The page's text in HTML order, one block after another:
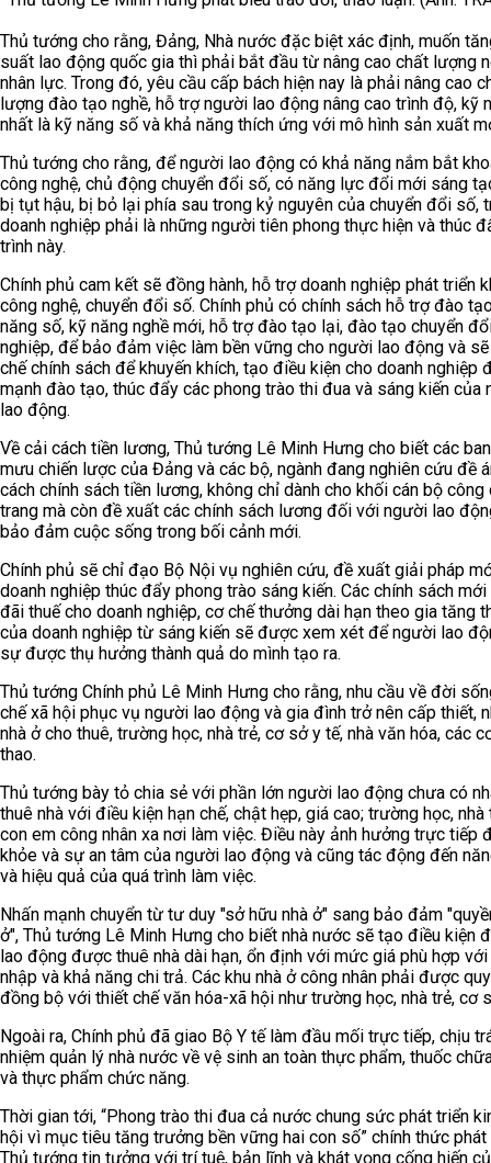
Thủ tướng cho rằng, Đảng, Nhà nước đặc biệt xác định, muốn
suất lao động quốc gia thì phải bắt đầu từ nâng cao chất lượng
nhân lực. Trong đó, yêu cầu cấp bách hiện nay là phải nâng cao
lượng đào tạo nghề, hỗ trợ người lao động nâng cao trình độ, kỹ
nhất là kỹ năng số và khả năng thích ứng với mô hình sản xuất
Thủ tướng cho rằng, để người lao động có khả năng nắm bắt
công nghệ, chủ động chuyển đổi số, có năng lực đổi mới sáng
bị tụt hậu, bị bỏ lại phía sau trong kỷ nguyên của chuyển đổi số,
doanh nghiệp phải là những người tiên phong thực hiện và thúc
trình này.
Chính phủ cam kết sẽ đồng hành, hỗ trợ doanh nghiệp phát triển
công nghệ, chuyển đổi số. Chính phủ có chính sách hỗ trợ đào
năng số, kỹ năng nghề mới, hỗ trợ đào tạo lại, đào tạo chuyển
nghiệp, để bảo đảm việc làm bền vững cho người lao động và
chế chính sách để khuyến khích, tạo điều kiện cho doanh nghiệp
mạnh đào tạo, thúc đẩy các phong trào thi đua và sáng kiến của
lao động.
Về cải cách tiền lương, Thủ tướng Lê Minh Hưng cho biết các
mưu chiến lược của Đảng và các bộ, ngành đang nghiên cứu đề
cách chính sách tiền lương, không chỉ dành cho khối cán bộ công
trang mà còn đề xuất các chính sách lương đối với người lao
bảo đảm cuộc sống trong bối cảnh mới.
Chính phủ sẽ chỉ đạo Bộ Nội vụ nghiên cứu, đề xuất giải pháp
doanh nghiệp thúc đẩy phong trào sáng kiến. Các chính sách
đãi thuế cho doanh nghiệp, cơ chế thưởng dài hạn theo gia tăng
của doanh nghiệp từ sáng kiến sẽ được xem xét để người lao
sự được thụ hưởng thành quả do mình tạo ra.
Thủ tướng Chính phủ Lê Minh Hưng cho rằng, nhu cầu về đời
chế xã hội phục vụ người lao động và gia đình trở nên cấp thiết,
nhà ở cho thuê, trường học, nhà trẻ, cơ sở y tế, nhà văn hóa, các
thao.
Thủ tướng bày tỏ chia sẻ với phần lớn người lao động chưa có
thuê nhà với điều kiện hạn chế, chật hẹp, giá cao; trường học, nhà
con em công nhân xa nơi làm việc. Điều này ảnh hưởng trực tiếp
khỏe và sự an tâm của người lao động và cũng tác động đến
và hiệu quả của quá trình làm việc.
Nhấn mạnh chuyển từ tư duy "sở hữu nhà ở" sang bảo đảm
ở", Thủ tướng Lê Minh Hưng cho biết nhà nước sẽ tạo điều kiện
lao động được thuê nhà dài hạn, ổn định với mức giá phù hợp với
nhập và khả năng chi trả. Các khu nhà ở công nhân phải được
đồng bộ với thiết chế văn hóa-xã hội như trường học, nhà trẻ, cơ
Ngoài ra, Chính phủ đã giao Bộ Y tế làm đầu mối trực tiếp, chịu
nhiệm quản lý nhà nước về vệ sinh an toàn thực phẩm, thuốc
và thực phẩm chức năng.
Thời gian tới, “Phong trào thi đua cả nước chung sức phát triển
hội vì mục tiêu tăng trưởng bền vững hai con số” chính thức phát
Thủ tướng tin tưởng với trí tuệ, bản lĩnh và khát vọng cống hiến